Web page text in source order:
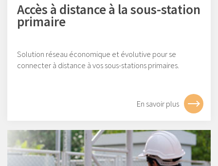
Accès à distance à la sous-station
primaire
Solution réseau économique et évolutive pour se
connecter à distance à vos sous-stations primaires.
En savoir plus